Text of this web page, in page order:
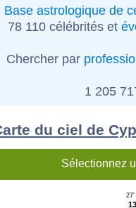
Base astrologique de
78 110 célébrités et
Chercher par
1 205
du ciel de
Sélectionnez
27'